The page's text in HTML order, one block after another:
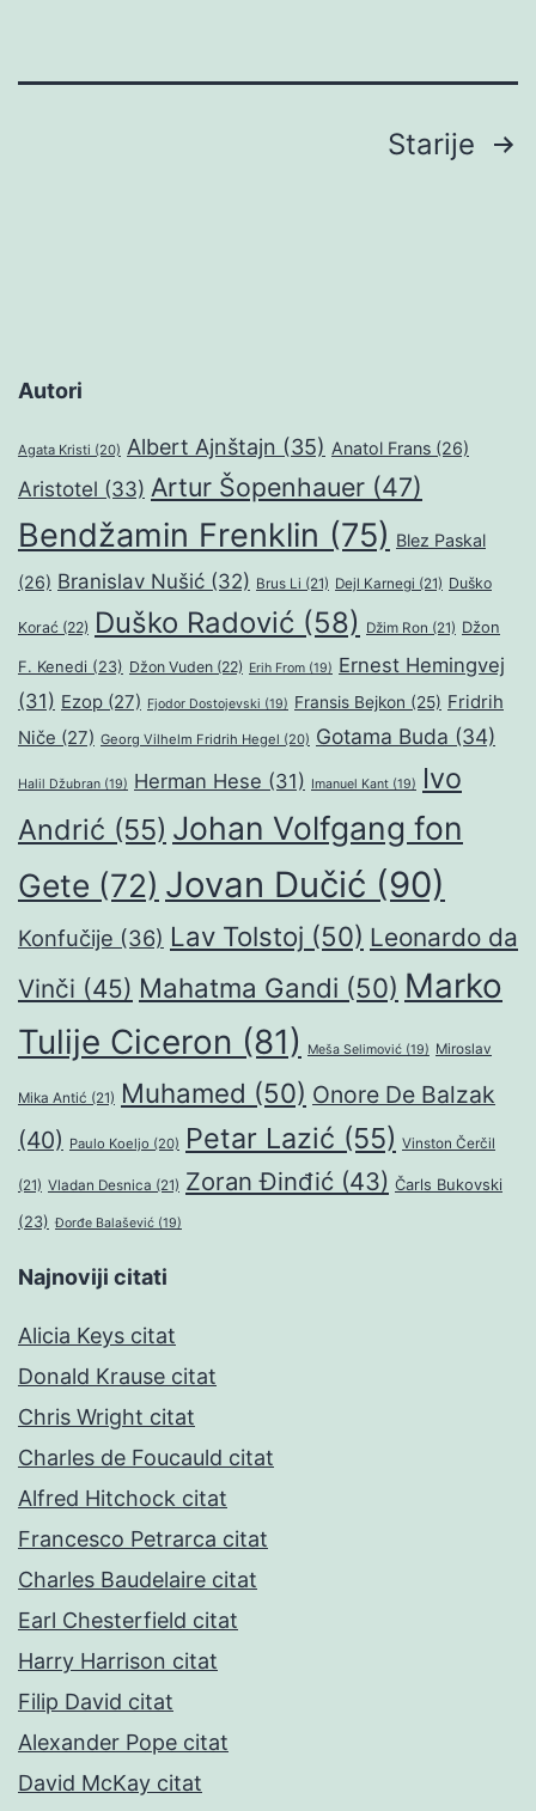
Starije
Autori
Agata Kristi (20) Albert Ajnštajn (35) Anatol Frans (26)
Aristotel (33) Artur Šopenhauer (47)
Bendžamin Frenklin (75) Blez Paskal
(26) Branislav Nušić (32) Brus Li (21) Dejl Karnegi (21) Duško
Korać (22) Duško Radović (58) Džim Ron (21) Džon
F. Kenedi (23) Džon Vuden (22) Erih From (19) Ernest Hemingvej
(31) Ezop (27) Fjodor Dostojevski (19) Fransis Bejkon (25) Fridrih
Niče (27) Georg Vilhelm Fridrih Hegel (20) Gotama Buda (34)
Halil Džubran (19) Herman Hese (31) Imanuel Kant (19)
Ivo
Andrić (55) Johan Volfgang fon
Gete (72) Jovan Dučić (90)
Konfučije (36) Lav Tolstoj (50) Leonardo da
Vinči (45) Mahatma Gandi (50) Marko
Tulije Ciceron (81) Meša Selimović (19) Miroslav
Mika Antić (21) Muhamed (50) Onore De Balzak
(40) Paulo Koeljo (20) Petar Lazić (55) Vinston Čerčil
(21) Vladan Desnica (21) Zoran Đinđić (43) Čarls Bukovski
(23) Đorđe Balašević (19)
Najnoviji citati
Alicia Keys citat
Donald Krause citat
Chris Wright citat
Charles de Foucauld citat
Alfred Hitchock citat
Francesco Petrarca citat
Charles Baudelaire citat
Earl Chesterfield citat
Harry Harrison citat
Filip David citat
Alexander Pope citat
David McKay citat